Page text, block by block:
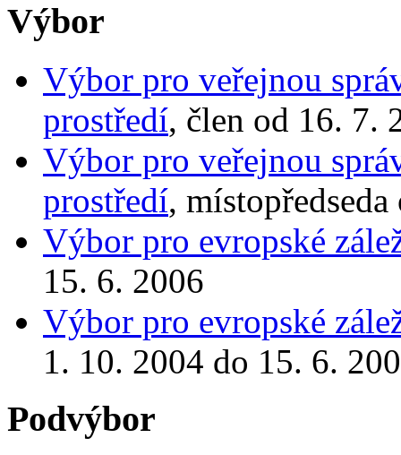
Výbor
Výbor pro veřejnou
prostředí, člen od 16. 7.
Výbor pro veřejnou
prostředí,
Výbor pro evropské
15. 6. 2006
Výbor pro evropské
1. 10. 2004 do 15. 6.
Podvýbor